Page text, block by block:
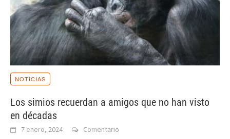
NOTICIAS
Los simios recuerdan a amigos que no han visto
en décadas
7 enero, 2024 Comentario